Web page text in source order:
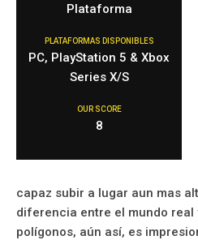
Plataforma
PLATAFORMAS DISPONIBLES
PC, PlayStation 5 & Xbox
Series X/S
OUR SCORE
8
capaz subir a lugar aun mas
diferencia entre el mundo real
polígonos, aún así, es